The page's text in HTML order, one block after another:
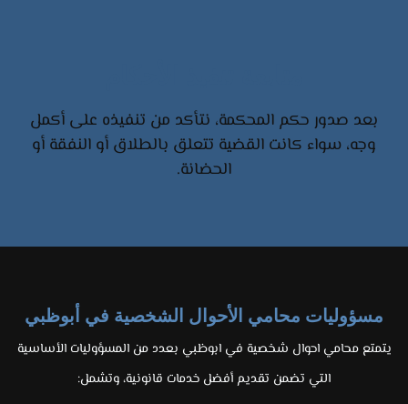
بعد صدور حكم المحكمة، نتأكد من تنفيذه على أكمل
وجه، سواء كانت القضية تتعلق بالطلاق أو النفقة أو
الحضانة.
مسؤوليات محامي الأحوال الشخصية في أبوظبي
يتمتع محامي احوال شخصية في ابوظبي بعدد من المسؤوليات الأساسية
التي تضمن تقديم أفضل خدمات قانونية، وتشمل: